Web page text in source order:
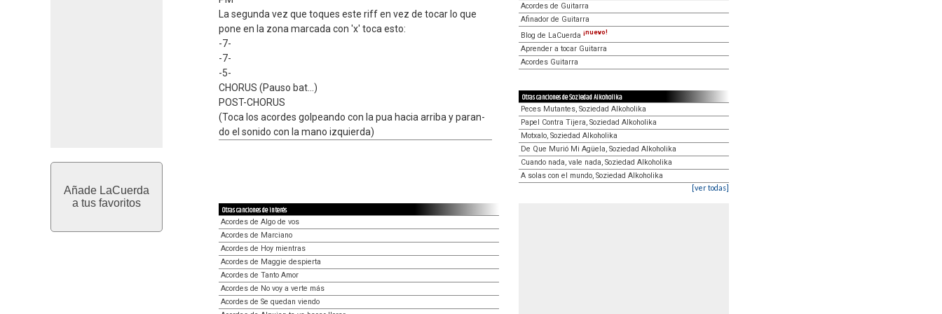
Añade LaCuerda
a tus favoritos
La segunda vez que toques este riff en vez de tocar lo que
pone en la zona marcada con 'x' toca esto:
-7-
-7-
-5-
CHORUS (Pauso bat...)
POST-CHORUS
(Toca los acordes golpeando con la pua hacia arriba y paran-
do el sonido con la mano izquierda)
Acordes de Guitarra
Afinador de Guitarra
Blog de LaCuerda ¡nuevo!
Aprender a tocar Guitarra
Acordes Guitarra
Otras canciones de Soziedad Alkoholika
Peces Mutantes, Soziedad Alkoholika
Papel Contra Tijera, Soziedad Alkoholika
Motxalo, Soziedad Alkoholika
De Que Murió Mi Agüela, Soziedad Alkoholika
Cuando nada, vale nada, Soziedad Alkoholika
A solas con el mundo, Soziedad Alkoholika
[ver todas]
Otras canciones de interés
Acordes de Algo de vos
Acordes de Marciano
Acordes de Hoy mientras
Acordes de Maggie despierta
Acordes de Tanto Amor
Acordes de No voy a verte más
Acordes de Se quedan viendo